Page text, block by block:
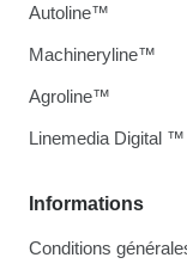
Informations
Conditions
Autoline™
Machineryline™
Agroline™
Linemedia Digital ™